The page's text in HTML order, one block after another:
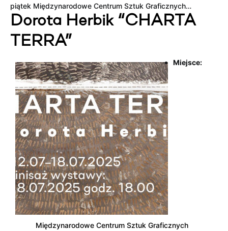
piątek Międzynarodowe Centrum Sztuk Graficznych…
Dorota Herbik “CHARTA
TERRA”
Miejsce:
Międzynarodowe Centrum Sztuk Graficznych